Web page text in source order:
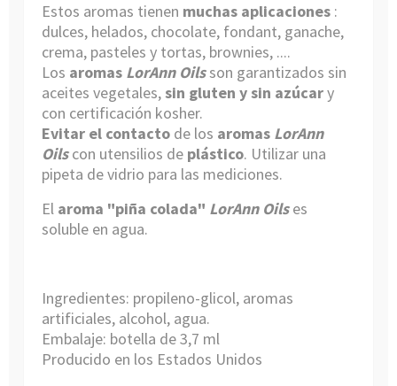
Estos aromas tienen muchas aplicaciones :
dulces, helados, chocolate, fondant, ganache,
crema, pasteles y tortas, brownies, ....
Los aromas LorAnn Oilsson garantizados sin
aceites vegetales,sin gluten y sin azúcary
con certificación kosher.
Evitar el contacto de los aromas LorAnn
Oilscon utensilios de plástico. Utilizar una
pipeta de vidrio para las mediciones.
El aroma "piña colada" LorAnn Oilses
soluble en agua.
Ingredientes: propileno-glicol, aromas
artificiales, alcohol, agua.
Embalaje: botella de 3,7 ml
Producido en los Estados Unidos